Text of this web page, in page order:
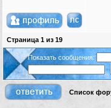
Страница 1 из 19
Показать сообщения:
Список